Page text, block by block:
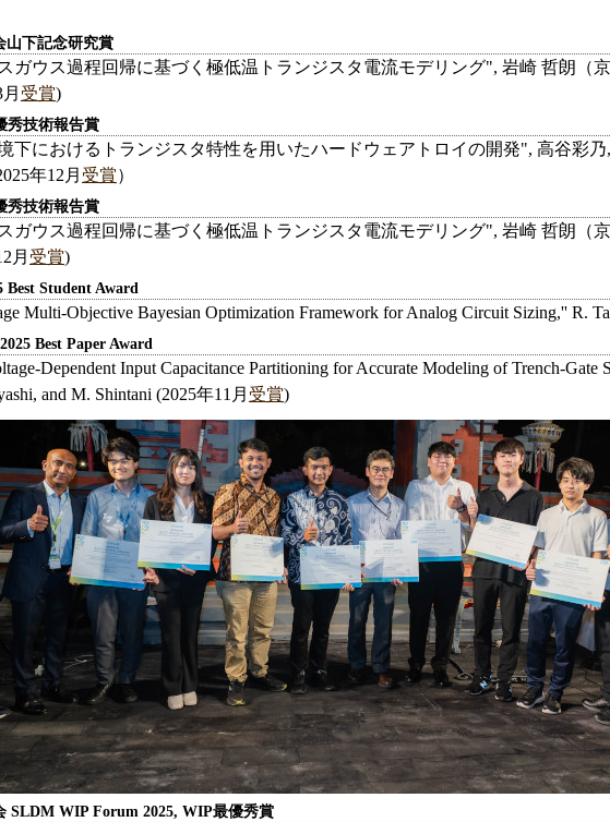
山下記念研究賞
ガウス過程回帰に基づく極低温トランジスタ電流モデリング", 岩崎 哲朗（
受賞)
秀技術報告賞
下におけるトランジスタ特性を用いたハードウェアトロイの開発", 高谷彩
年12月 受賞）
秀技術報告賞
ガウス過程回帰に基づく極低温トランジスタ電流モデリング", 岩崎 哲朗（
月 受賞)
Best Student Award
Multi-Objective Bayesian Optimization Framework for Analog Circuit Sizing,'' R.
Best Paper Award
Dependent Input Capacitance Partitioning for Accurate Modeling of Trench-
and M. Shintani (2025年11月 受賞)
SLDM WIP Forum 2025, WIP最優秀賞